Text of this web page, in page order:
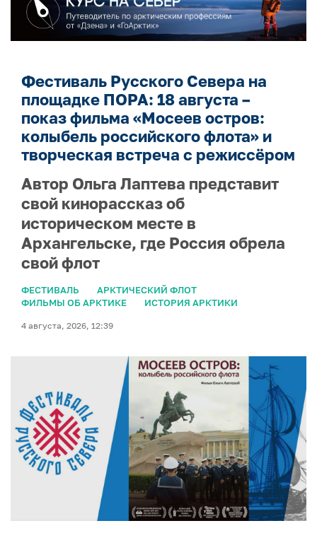
Фестиваль Русского Севера на
площадке ПОРА: 18 августа –
показ фильма «Мосеев остров:
колыбель российского флота» и
творческая встреча с режиссёром
Автор Ольга Лаптева представит
свой кинорассказ об
историческом месте в
Архангельске, где Россия обрела
свой флот
ФЕСТИВАЛЬ
АРКТИЧЕСКИЙ ФЛОТ
ФИЛЬМЫ ОБ АРКТИКЕ
ИСТОРИЯ АРКТИКИ
4 августа, 2026, 12:39